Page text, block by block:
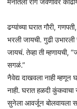
ढग्यांच्या घरात गौरी,
भरली जायची. गुढी
जायचं. तेव्हा ती
सगळं.”
नैवेद्य दाखवला नाही म्हणून
नाही. घरात हळदी
सुनेला आवर्जून बोलवायला